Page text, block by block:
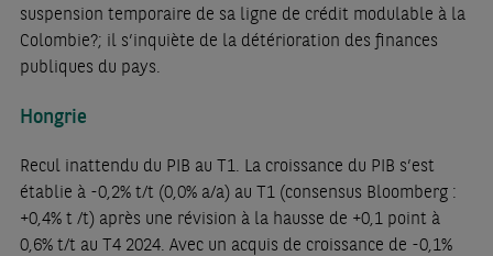
suspension temporaire de sa ligne de crédit modulable à la
Colombie?; il s’inquiète de la détérioration des finances
publiques du pays.
Hongrie
Recul inattendu du PIB au T1. La croissance du PIB s’est
établie à -0,2% t/t (0,0% a/a) au T1 (consensus Bloomberg :
+0,4% t /t) après une révision à la hausse de +0,1 point à
0,6% t/t au T4 2024. Avec un acquis de croissance de -0,1%